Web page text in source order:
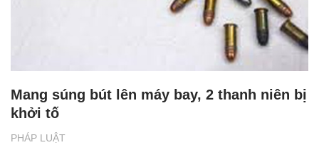
PHÁP LUẬT
Mang súng bút lên máy bay, 2 thanh niên bị
khởi tố